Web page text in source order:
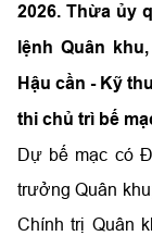
2026. Thừa ủy
lệnh Quân
Hậu cần - Kỹ
thi chủ trì bế
Dự bế mạc có
trưởng Quân
Chính trị Quân